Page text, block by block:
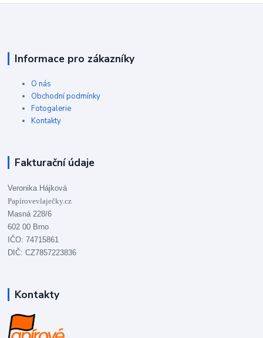
Informace pro zákazníky
O nás
Obchodní podmínky
Fotogalerie
Kontakty
Fakturační údaje
Veronika Hájková
Papírovevlaječky.cz
Masná 228/6
602 00 Brno
IČO: 74715861
DIČ: CZ7857223836
Kontakty